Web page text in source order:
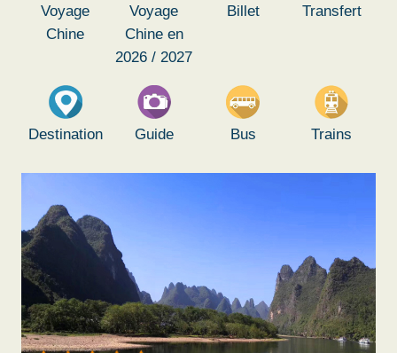
Voyage
Chine
Voyage
Chine en
2026 / 2027
Billet Transfert
Destination Guide Bus Trains